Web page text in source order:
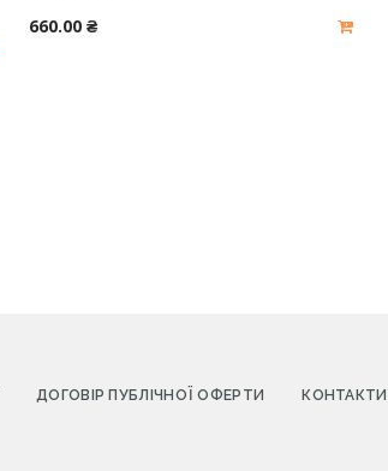
660.00 ₴
ДОГОВІР ПУБЛІЧНОЇ ОФЕРТИ КОНТАКТИ